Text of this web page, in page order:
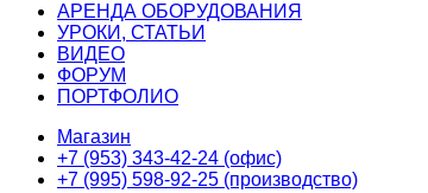
АРЕНДА ОБОРУДОВАНИЯ
УРОКИ, СТАТЬИ
ВИДЕО
ФОРУМ
ПОРТФОЛИО
Магазин
+7 (953) 343-42-24 (офис)
+7 (995) 598-92-25 (производство)